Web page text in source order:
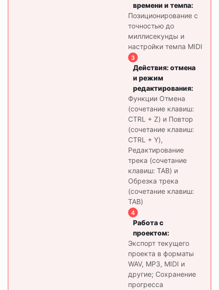
времени и темпа:
Позиционирование с
точностью до
миллисекунды и
настройки темпа MIDI
3
Действия: отмена
и режим
редактирования:
Функции Отмена
(сочетание клавиш:
CTRL + Z) и Повтор
(сочетание клавиш:
CTRL + Y),
Редактирование
трека (сочетание
клавиш: TAB) и
Обрезка трека
(сочетание клавиш:
TAB)
4
Работа с
проектом:
Экспорт текущего
проекта в форматы
WAV, MP3, MIDI и
другие; Сохранение
прогресса